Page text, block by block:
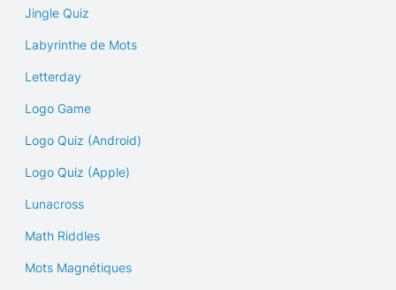
Jingle Quiz
Labyrinthe de Mots
Letterday
Logo Game
Logo Quiz (Android)
Logo Quiz (Apple)
Lunacross
Math Riddles
Mots Magnétiques